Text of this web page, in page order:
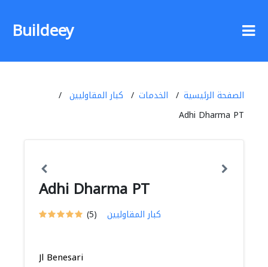
Buildeey
الصفحة الرئيسية الخدمات
كبار المقاوليين
Adhi Dharma PT
Adhi Dharma PT
(5) كبار المقاوليين
Jl Benesari